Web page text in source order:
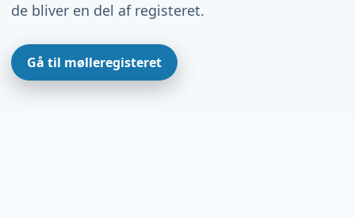
de bliver en del af registeret.
Gå til mølleregisteret